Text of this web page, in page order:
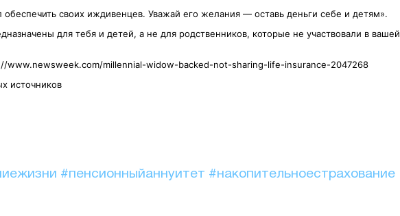
обеспечить своих иждивенцев. Уважай его желания — оставь деньги себе и детям».
для тебя и детей, а не для родственников, которые не участвовали в вашей
www.newsweek.com/millennial-widow-backed-not-sharing-life-insurance-2047268
источников
#пенсионныйаннуитет #накопительноестрахование